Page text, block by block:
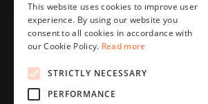
ENGLISH
This website uses cookies to improve user
experience. By using our website you
consent to all cookies in accordance with
our Cookie Policy. Read more
STRICTLY NECESSARY
PERFORMANCE